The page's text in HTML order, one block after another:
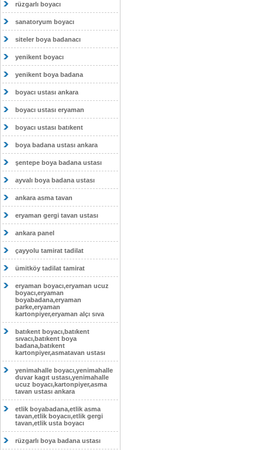
rüzgarlı boyacı
sanatoryum boyacı
siteler boya badanacı
yenikent boyacı
yenikent boya badana
boyacı ustası ankara
boyacı ustası eryaman
boyacı ustası batıkent
boya badana ustası ankara
şentepe boya badana ustası
ayvalı boya badana ustası
ankara asma tavan
eryaman gergi tavan ustası
ankara panel
çayyolu tamirat tadilat
ümitköy tadilat tamirat
eryaman boyacı,eryaman ucuz
boyacı,eryaman
boyabadana,eryaman
parke,eryaman
kartonpiyer,eryaman alçı sıva
batıkent boyacı,batıkent
sıvacı,batıkent boya
badana,batıkent
kartonpiyer,asmatavan ustası
yenimahalle boyacı,yenimahalle
duvar kagıt ustası,yenimahalle
ucuz boyacı,kartonpiyer,asma
tavan ustası ankara
etlik boyabadana,etlik asma
tavan,etlik boyacıı,etlik gergi
tavan,etlik usta boyacı
rüzgarlı boya badana ustası